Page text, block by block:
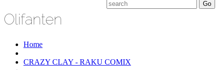
Olifanten
Home
CRAZY CLAY - RAKU COMIX